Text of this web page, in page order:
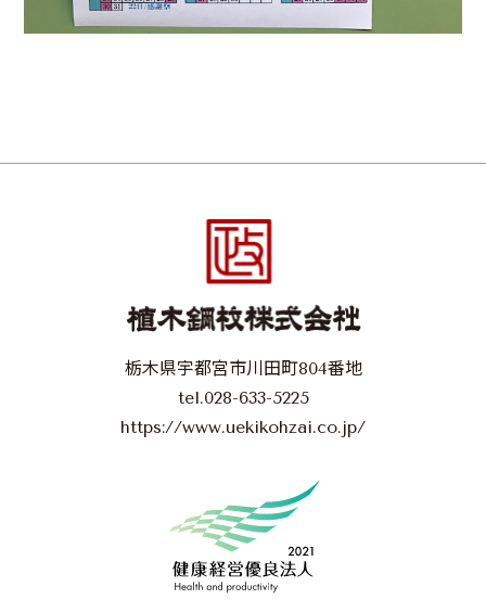
栃木県宇都宮市川田町804番地
tel.028-633-5225
https://www.uekikohzai.co.jp/